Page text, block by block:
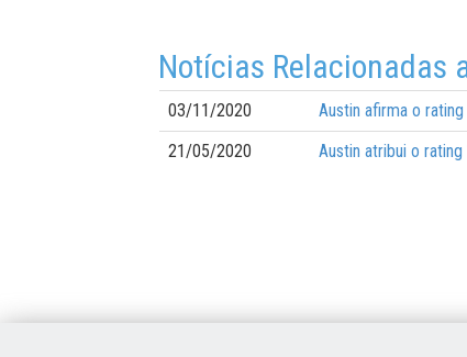
Notícias Relacionadas
03/11/2020
Austin afirma o
21/05/2020
Austin atribui o rating